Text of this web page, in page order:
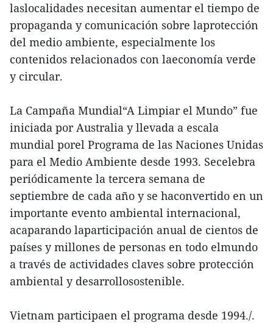
laslocalidades necesitan aumentar el tiempo de
propaganda y comunicación sobre laprotección
del medio ambiente, especialmente los
contenidos relacionados con laeconomía verde
y circular.
La Campaña Mundial“A Limpiar el Mundo” fue
iniciada por Australia y llevada a escala
mundial porel Programa de las Naciones Unidas
para el Medio Ambiente desde 1993. Secelebra
periódicamente la tercera semana de
septiembre de cada año y se haconvertido en un
importante evento ambiental internacional,
acaparando laparticipación anual de cientos de
países y millones de personas en todo elmundo
a través de actividades claves sobre protección
ambiental y desarrollosostenible.
Vietnam participaen el programa desde 1994./.